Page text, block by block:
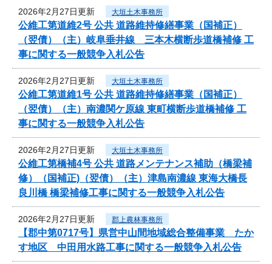
2026年2月27日更新 大垣土木事務所
公維工第道維2号 公共 道路維持修繕事業（国補正）
（翌債）（主）岐阜垂井線 三本木横断歩道橋補修 工
事に関する一般競争入札公告
2026年2月27日更新 大垣土木事務所
公維工第道維1号 公共 道路維持修繕事業（国補正）
（翌債）（主）南濃関ケ原線 東町横断歩道橋補修 工
事に関する一般競争入札公告
2026年2月27日更新 大垣土木事務所
公維工第橋補4号 公共 道路メンテナンス補助（橋梁補
修）（国補正)（翌債）（主）津島南濃線 東海大橋長
良川橋 橋梁補修工事に関する一般競争入札公告
2026年2月27日更新 郡上農林事務所
【郡中第0717号】県営中山間地域総合整備事業 たか
す地区 中田用水路工事に関する一般競争入札公告